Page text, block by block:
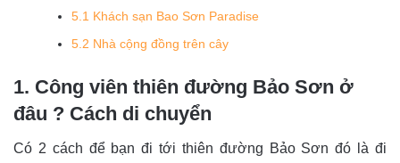
5.1 Khách sạn Bao Sơn Paradise
5.2 Nhà cộng đồng trên cây
1. Công viên thiên đường Bảo Sơn ở
đâu ? Cách di chuyển
Có 2 cách để bạn đi tới thiên đường Bảo Sơn đó là đi